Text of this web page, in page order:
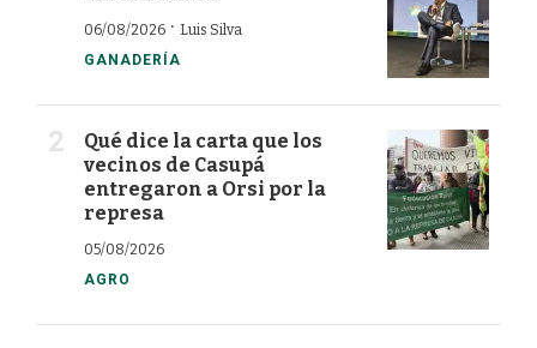
06/08/2026 · Luis Silva
GANADERÍA
Qué dice la carta que los
vecinos de Casupá
entregaron a Orsi por la
represa
05/08/2026
AGRO